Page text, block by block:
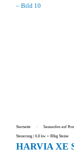
Startseite ›› Saunaofen auf
Steuerung | 6.8 kw + 80kg Steine
HARVIA XE